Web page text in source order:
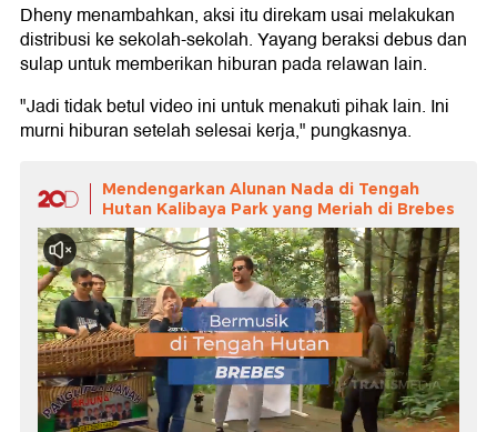
Dheny menambahkan, aksi itu direkam usai melakukan
distribusi ke sekolah-sekolah. Yayang beraksi debus dan
sulap untuk memberikan hiburan pada relawan lain.
"Jadi tidak betul video ini untuk menakuti pihak lain. Ini
murni hiburan setelah selesai kerja," pungkasnya.
Mendengarkan Alunan Nada di Tengah
Hutan Kalibaya Park yang Meriah di Brebes